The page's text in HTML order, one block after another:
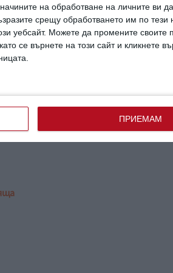
на обработване на личните ви
срещу обработването им по тези
уебсайт. Можете да промените своите
се върнете на този сайт и кликнете
ПРИЕМАМ
Снежанка, след като
на месец вярваше, че
А когато заявих, че
колко подходящо!“
г.